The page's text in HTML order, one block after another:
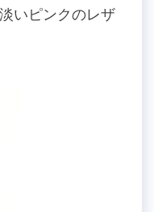
いピンクのレザ